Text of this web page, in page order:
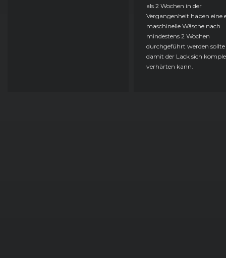
als 2 Wochen in der
Vergangenheit haben eine
maschinelle Wäsche nach
mindestens 2 Wochen
durchgeführt werden sollte
damit der Lack sich
verhärten kann.